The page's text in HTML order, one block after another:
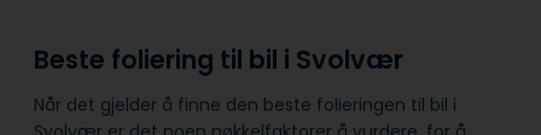
Beste foliering til bil i Svolvær
Når det gjelder å finne den beste folieringen til bil i